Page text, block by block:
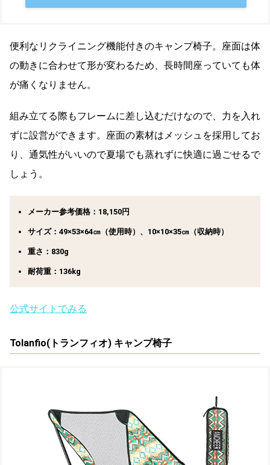
便利なリクライニング機能付きのキャンプ椅子。座面は体
の動きに合わせて形が変わるため、長時間座っていても体
が痛くなりません。
組み立てる際もフレームに差し込むだけなので、力を入れ
ずに設営ができます。座面の素材はメッシュを採用してお
り、通気性がいいので夏場でも蒸れずに快適に過ごせるで
しょう。
メーカー参考価格：18,150円
サイズ：49×53×64㎝（使用時）、10×10×35㎝（収納時）
重さ：830g
耐荷重：136kg
公式サイトでみる
Tolanfio(トランフィオ) キャンプ椅子